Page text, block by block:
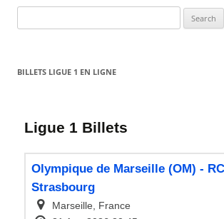
for:
BILLETS LIGUE 1 EN LIGNE